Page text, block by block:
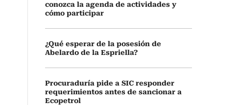
conozca la agenda de actividades y
cómo participar
¿Qué esperar de la posesión de
Abelardo de la Espriella?
Procuraduría pide a SIC responder
requerimientos antes de sancionar a
Ecopetrol